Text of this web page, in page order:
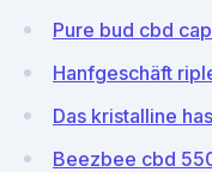
Pure bud cbd
Hanfgeschäft
Das kristalline
Beezbee cbd